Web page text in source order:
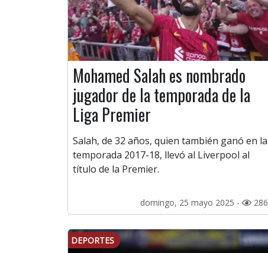
Mohamed Salah es nombrado
jugador de la temporada de la
Liga Premier
Salah, de 32 años, quien también ganó en la
temporada 2017-18, llevó al Liverpool al
título de la Premier.
domingo, 25 mayo 2025 - 286
DEPORTES